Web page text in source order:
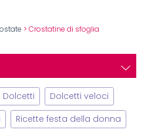
> Crostatine di sfoglia
Dolcetti Dolcetti veloci
Ricette festa della donna